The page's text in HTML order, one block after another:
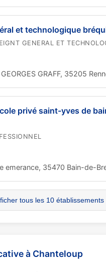
et technologique
GENERAL ET
GRAFF, 35205
privé saint-yves de
emerance, 35470 Bain-de-
tous les 10 établissements
à Chanteloup